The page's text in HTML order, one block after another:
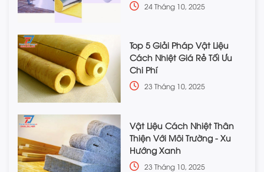
24 Tháng 10, 2025
Top 5 Giải Pháp Vật Liệu
Cách Nhiệt Giá Rẻ Tối Ưu
Chi Phí
23 Tháng 10, 2025
Vật Liệu Cách Nhiệt Thân
Thiện Với Môi Trường - Xu
Hướng Xanh
23 Tháng 10, 2025